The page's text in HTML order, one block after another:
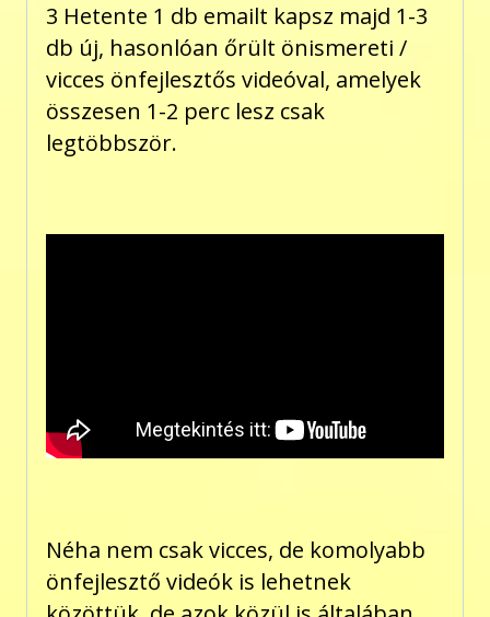
3 Hetente 1 db emailt kapsz majd 1-3
db új, hasonlóan őrült önismereti /
vicces önfejlesztős videóval, amelyek
összesen 1-2 perc lesz csak
legtöbbször.
Néha nem csak vicces, de komolyabb
önfejlesztő videók is lehetnek